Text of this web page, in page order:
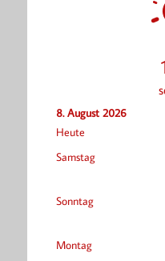
8. August 2026
Heute
Samstag
Sonntag
Montag